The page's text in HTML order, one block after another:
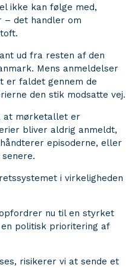
ikke kan følge med,
– det handler om
ud fra resten af den
Mens anmeldelser
er faldet gennem de
den stik modsatte vej.
at mørketallet er
bliver aldrig anmeldt,
episoderne, eller
i virkeligheden
nu til en styrket
politisk prioritering af
risikerer vi at sende et